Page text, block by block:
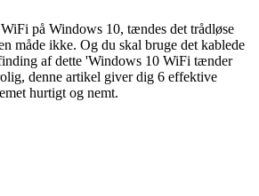
på Windows 10, tændes det trådløse
måde ikke. Og du skal bruge det kablede
af dette 'Windows 10 WiFi tænder
denne artikel giver dig 6 effektive
hurtigt og nemt.